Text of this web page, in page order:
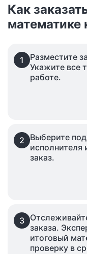
Как
математике
1
Разместите
Укажите все
работе.
2
Выберите
исполнителя
заказ.
3
заказа.
итоговый
проверку в